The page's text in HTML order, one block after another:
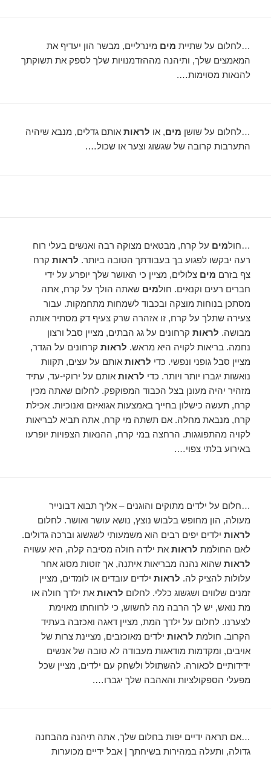
…לחלום על שתיית מים מינרליים, מבשר הון יעדיף את
המאמצים שלך, ותיהנה מההזדמנויות שלך לספק את תשוקתך
להנאות מסוימות….
…לחלום על שושן מים, או לראות אותם גדלים, מנבא שיהיה
התערבות קרובה של שגשוג וצער או שכול….
…חולמים על קרח, מבטאים מצוקה רבה ואנשים בעלי רוח
רעה יבקשו לפגוע בך בעבודתך הטובה ביותר. לראות קרח
צף בזרם מים צלולים, מציין כי האושר שלך יופרע על ידי
חברים רעים וקנאים. חולמים שאתה הולך על קרח, אתה
מסתכן בנוחות מוצקה ובכבוד לשמחות מתחמקות. עבור
צעירה שתלך על קרח, זו אזהרה שרק צעיף דק מסתיר אותה
מבושה. לראות קרחונים על גג הבתים, מציין סבל ורצון
נחמה. בריאות לקויה היא מראש. לראות קרחונים על הגדר,
מציין סבל גופני ונפשי. כדי לראות אותם על עצים, תקוות
נואשות יגברו יותר ויותר. כדי לראות אותם על ירוקי-עד, עתיד
מזהיר יהיה מעונן בצל הכבוד המפוקפק. לחלום שאתה מכין
קרח, תעשה כישלון בחייך באמצעות אגואיזם ואנוכיות. אכילת
קרח, מנבאת מחלה. אם תשתה מי קרח, אתה תביא לבריאות
לקויה מהתפוגגות. הרחצה במי קרח, ההנאות הצפויות יופרעו
באירוע בלתי צפוי….
…חלום על ילדים מתוקים והוגנים – אליך תבוא דבונייר
מעולה, הון מחופש בלבוש נוצץ, נושא עושר ואושר. לחלום
לראות ילדים יפים רבים הוא משמעותי לשגשוג וברכה גדולים.
לאם החולמת לראות את ילדה חולה מסיבה קלה, היא עשויה
לראות שהוא נהנה מבריאות איתנה, אך זוטות מסוג אחר
עלולות להציק לה. לראות ילדים עובדים או לומדים, מציין
זמנים שלווים ושגשוג כללי. לחלום לראות את ילדך חולה או
מת נואש, יש לך הרבה מה לחשוש, כי לרווחתו מאוימת
לצערנו. לחלום על ילדך המת, מציין דאגה ואכזבה בעתיד
הקרוב. חולמת לראות ילדים מאוכזבים, מציינת צרות של
אויבים, ומקדמות מודאגות מעבודה לא טובה של אנשים
ידידותיים לכאורה. להשתולל ולשחק עם ילדים, מציין שכל
מפעלי הספקולציות והאהבה שלך יגברו….
…אם תראה ידיים יפות בחלום שלך, אתה תיהנה מהבחנה
גדולה, ותעלה במהירות בשיחתך | אבל ידיים מכוערות